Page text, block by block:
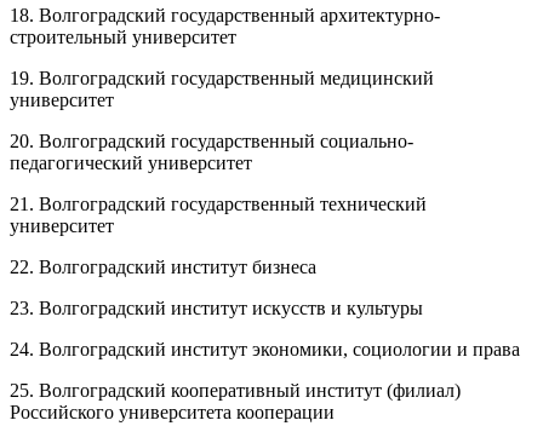
18. Волгоградский государственный архитектурно-
строительный университет
19. Волгоградский государственный медицинский
университет
20. Волгоградский государственный социально-
педагогический университет
21. Волгоградский государственный технический
университет
22. Волгоградский институт бизнеса
23. Волгоградский институт искусств и культуры
24. Волгоградский институт экономики, социологии и права
25. Волгоградский кооперативный институт (филиал)
Российского университета кооперации